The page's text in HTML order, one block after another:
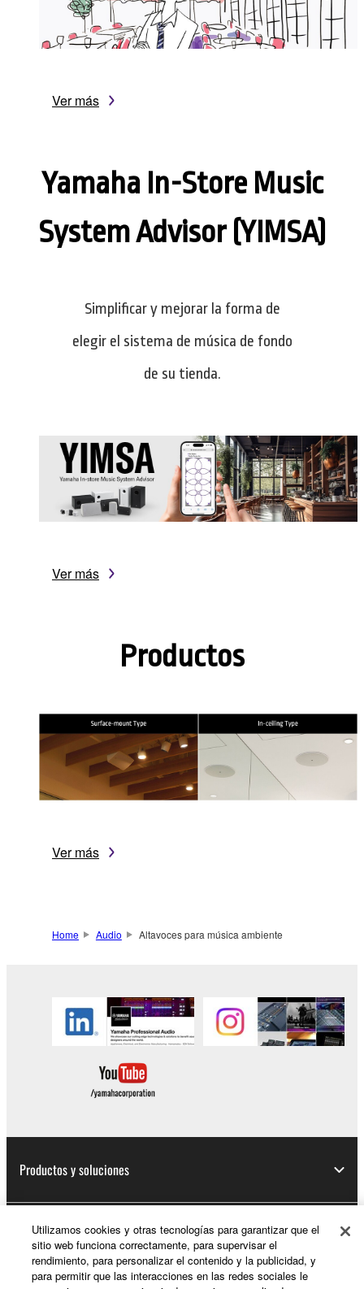
Ver más
Yamaha In-Store Music
System Advisor (YIMSA)
Simplificar y mejorar la forma de
elegir el sistema de música de fondo
de su tienda.
Ver más
Productos
Ver más
Home Audio Altavoces para música ambiente
Productos y soluciones
Noticias
Utilizamos cookies y otras tecnologías para garantizar que el
sitio web funciona correctamente, para supervisar el
rendimiento, para personalizar el contenido y la publicidad, y
para permitir que las interacciones en las redes sociales le